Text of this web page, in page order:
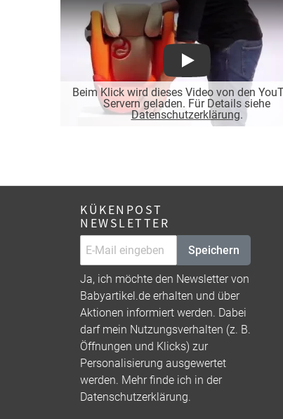
Beim Klick wird dieses Video von den
Servern geladen. Für Details siehe
Datenschutzerklärung.
Play
KÜKENPOST
NEWSLETTER
Speichern
Ja, ich möchte den Newsletter von
Babyartikel.de erhalten und über
Aktionen informiert werden. Dabei
darf mein Nutzungsverhalten (z. B.
Öffnungen und Klicks) zur
Personalisierung ausgewertet
werden. Mehr finde ich in der
Datenschutzerklärung.